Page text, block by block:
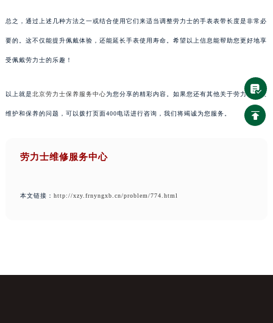
总之，通过上述几种方法之一或结合使用它们来适当调整劳力士的手表表带长度是非常必
要的。这不仅能提升佩戴体验，还能延长手表使用寿命。希望以上信息能帮助您更好地享
受佩戴劳力士的乐趣！
以上就是北京劳力士保养服务中心为您分享的精彩内容。如果您还有其他关于劳力士手表
维护和保养的问题，可以拨打页面400电话进行咨询，我们将竭诚为您服务。
劳力士维修服务中心
本文链接： http://xzy.frnyngxb.cn/problem/774.html